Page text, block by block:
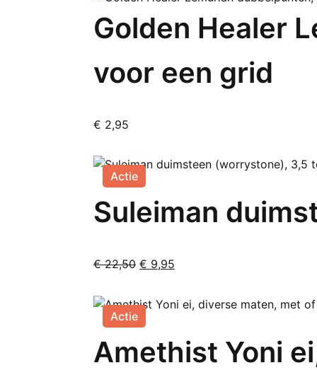
Golden Healer
voor een grid
€ 2,95
Actie
Suleiman
€22,50 Oorspronkelijke
was:
€ 9,95
is:
€ 9,95.
Actie
Amethist Yoni